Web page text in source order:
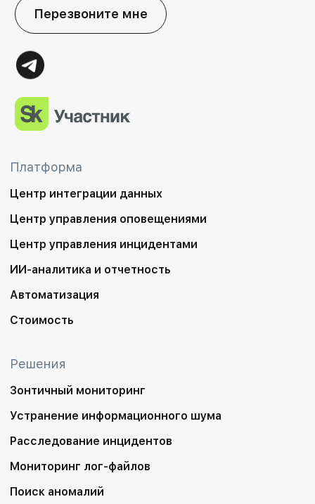
Перезвоните мне
Платформа
Центр интеграции данных
Центр управления оповещениями
Центр управления инцидентами
ИИ-аналитика и отчетность
Автоматизация
Стоимость
Решения
Зонтичный мониторинг
Устранение информационного шума
Расследование инцидентов
Мониторинг лог-файлов
Поиск аномалий